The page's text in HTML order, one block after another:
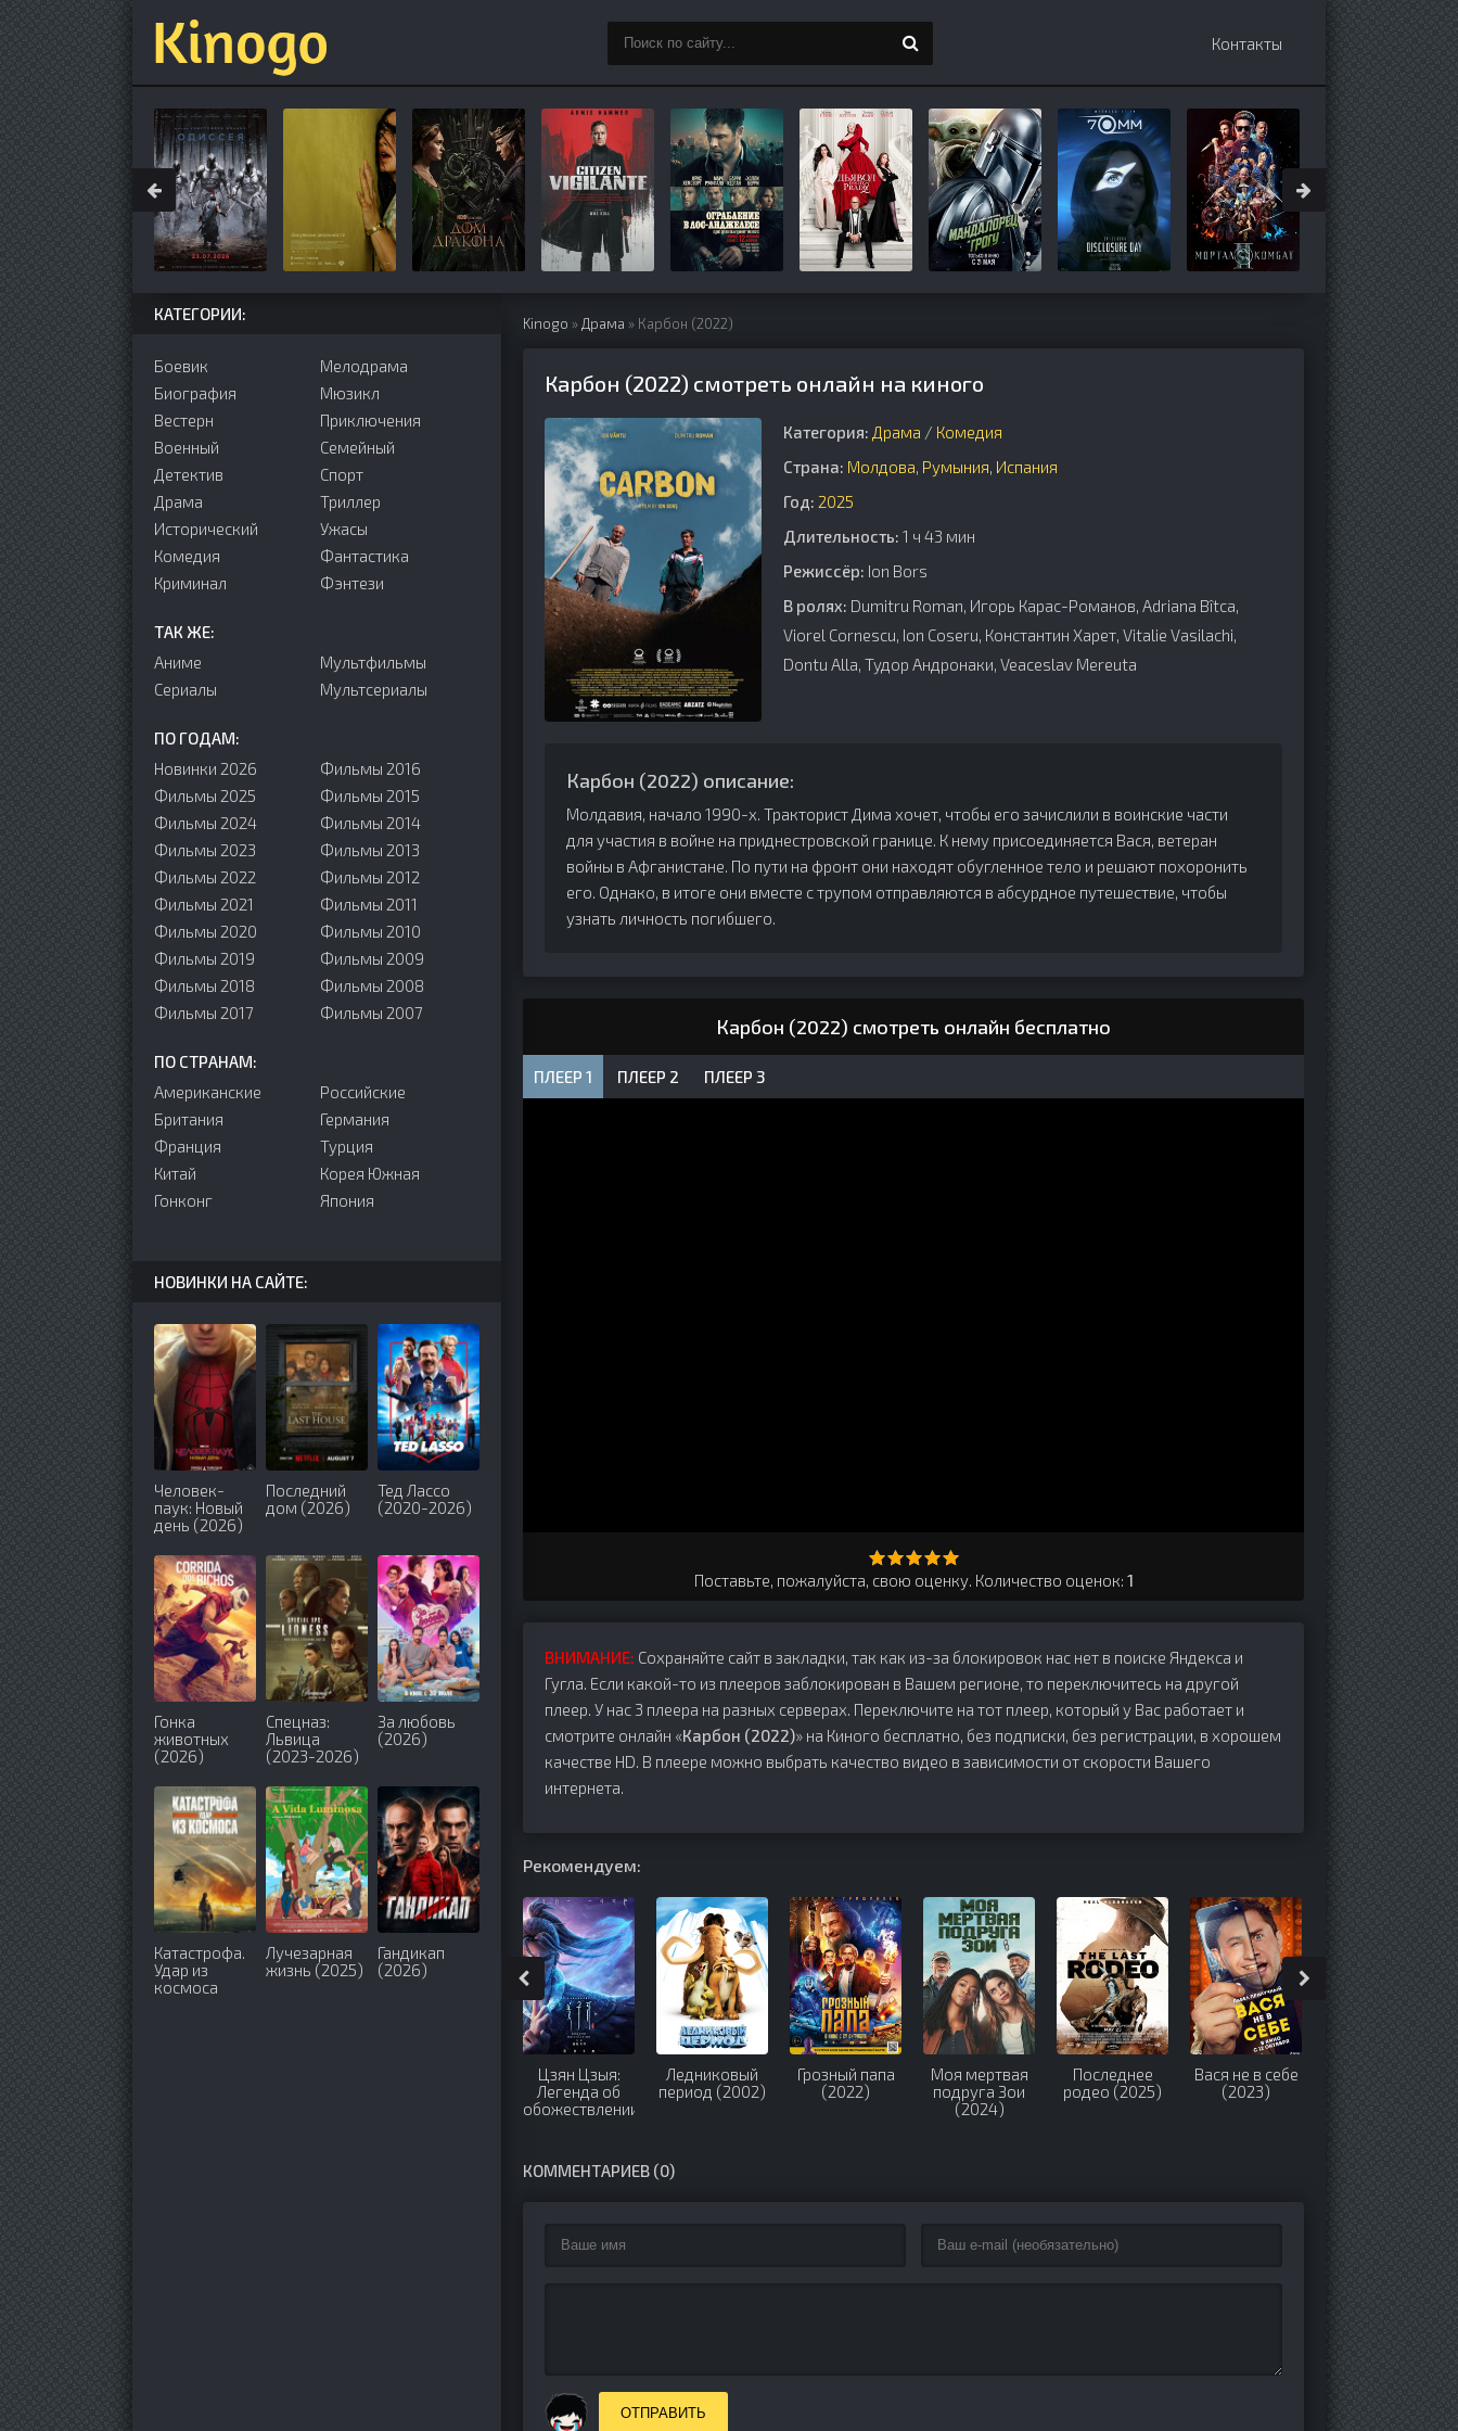
Контакты
Kinogo » Драма » Карбон (2022)
Карбон (2022) смотреть онлайн на киного
Категория: Драма / Комедия
Страна: Молдова, Румыния, Испания
Год: 2025
Длительность: 1 ч 43 мин
Режиссёр: Ion Bors
В ролях: Dumitru Roman, Игорь Карас-Романов, Adriana Bîtca,
Viorel Cornescu, Ion Coseru, Константин Харет, Vitalie Vasilachi,
Dontu Alla, Тудор Андронаки, Veaceslav Mereuta
Карбон (2022) описание:
Молдавия, начало 1990-х. Тракторист Дима хочет, чтобы его зачислили в воинские части
для участия в войне на приднестровской границе. К нему присоединяется Вася, ветеран
войны в Афганистане. По пути на фронт они находят обугленное тело и решают похоронить
его. Однако, в итоге они вместе с трупом отправляются в абсурдное путешествие, чтобы
узнать личность погибшего.
Карбон (2022) смотреть онлайн бесплатно
ПЛЕЕР 1 ПЛЕЕР 2 ПЛЕЕР 3
Поставьте, пожалуйста, свою оценку. Количество оценок: 1
ВНИМАНИЕ: Сохраняйте сайт в закладки, так как из-за блокировок нас нет в поиске Яндекса и
Гугла. Если какой-то из плееров заблокирован в Вашем регионе, то переключитесь на другой
плеер. У нас 3 плеера на разных серверах. Переключите на тот плеер, который у Вас работает и
смотрите онлайн «Карбон (2022)» на Киного бесплатно, без подписки, без регистрации, в хорошем
качестве HD. В плеере можно выбрать качество видео в зависимости от скорости Вашего
интернета.
Рекомендуем:
Цзян Цзыя:
Легенда об
обожествлении
Ледниковый
период (2002)
Грозный папа
(2022)
Моя мертвая
подруга Зои
(2024)
Последнее
родео (2025)
Вася не в себе
(2023)
Разлом
времени
(2024)
КОММЕНТАРИЕВ (0)
ОТПРАВИТЬ
КАТЕГОРИИ:
Боевик
Биография
Вестерн
Военный
Детектив
Драма
Исторический
Комедия
Криминал
Мелодрама
Мюзикл
Приключения
Семейный
Cпорт
Триллер
Ужасы
Фантастика
Фэнтези
ТАК ЖЕ:
Аниме
Сериалы
Мультфильмы
Мультсериалы
ПО ГОДАМ:
Новинки 2026
Фильмы 2025
Фильмы 2024
Фильмы 2023
Фильмы 2022
Фильмы 2021
Фильмы 2020
Фильмы 2019
Фильмы 2018
Фильмы 2017
Фильмы 2016
Фильмы 2015
Фильмы 2014
Фильмы 2013
Фильмы 2012
Фильмы 2011
Фильмы 2010
Фильмы 2009
Фильмы 2008
Фильмы 2007
ПО СТРАНАМ:
Американские
Британия
Франция
Китай
Гонконг
Российские
Германия
Турция
Корея Южная
Япония
НОВИНКИ НА САЙТЕ:
Человек-
паук: Новый
день (2026)
Последний
дом (2026)
Тед Лассо
(2020-2026)
Гонка
животных
(2026)
Спецназ:
Львица
(2023-2026)
За любовь
(2026)
Катастрофа.
Удар из
космоса
Лучезарная
жизнь (2025)
Гандикап
(2026)